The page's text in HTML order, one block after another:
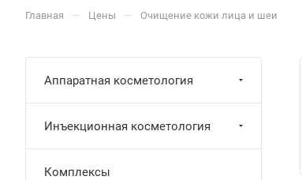
Главная — Цены — Очищение кожи лица и шеи
Аппаратная косметология
Инъекционная косметология
Комплексы